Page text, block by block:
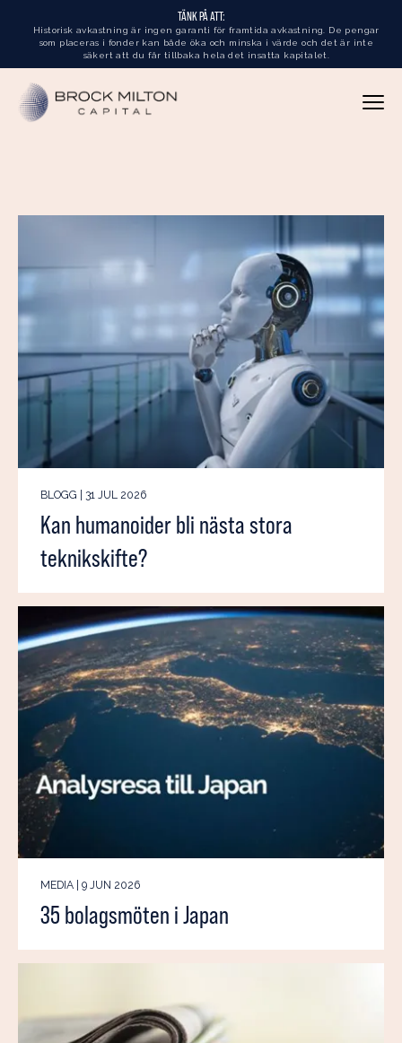
TÄNK PÅ ATT:
Historisk avkastning är ingen garanti för framtida avkastning. De pengar
som placeras i fonder kan både öka och minska i värde och det är inte
säkert att du får tillbaka hela det insatta kapitalet.
BLOGG | 31 JUL 2026
Kan humanoider bli nästa stora
teknikskifte?
MEDIA | 9 JUN 2026
35 bolagsmöten i Japan